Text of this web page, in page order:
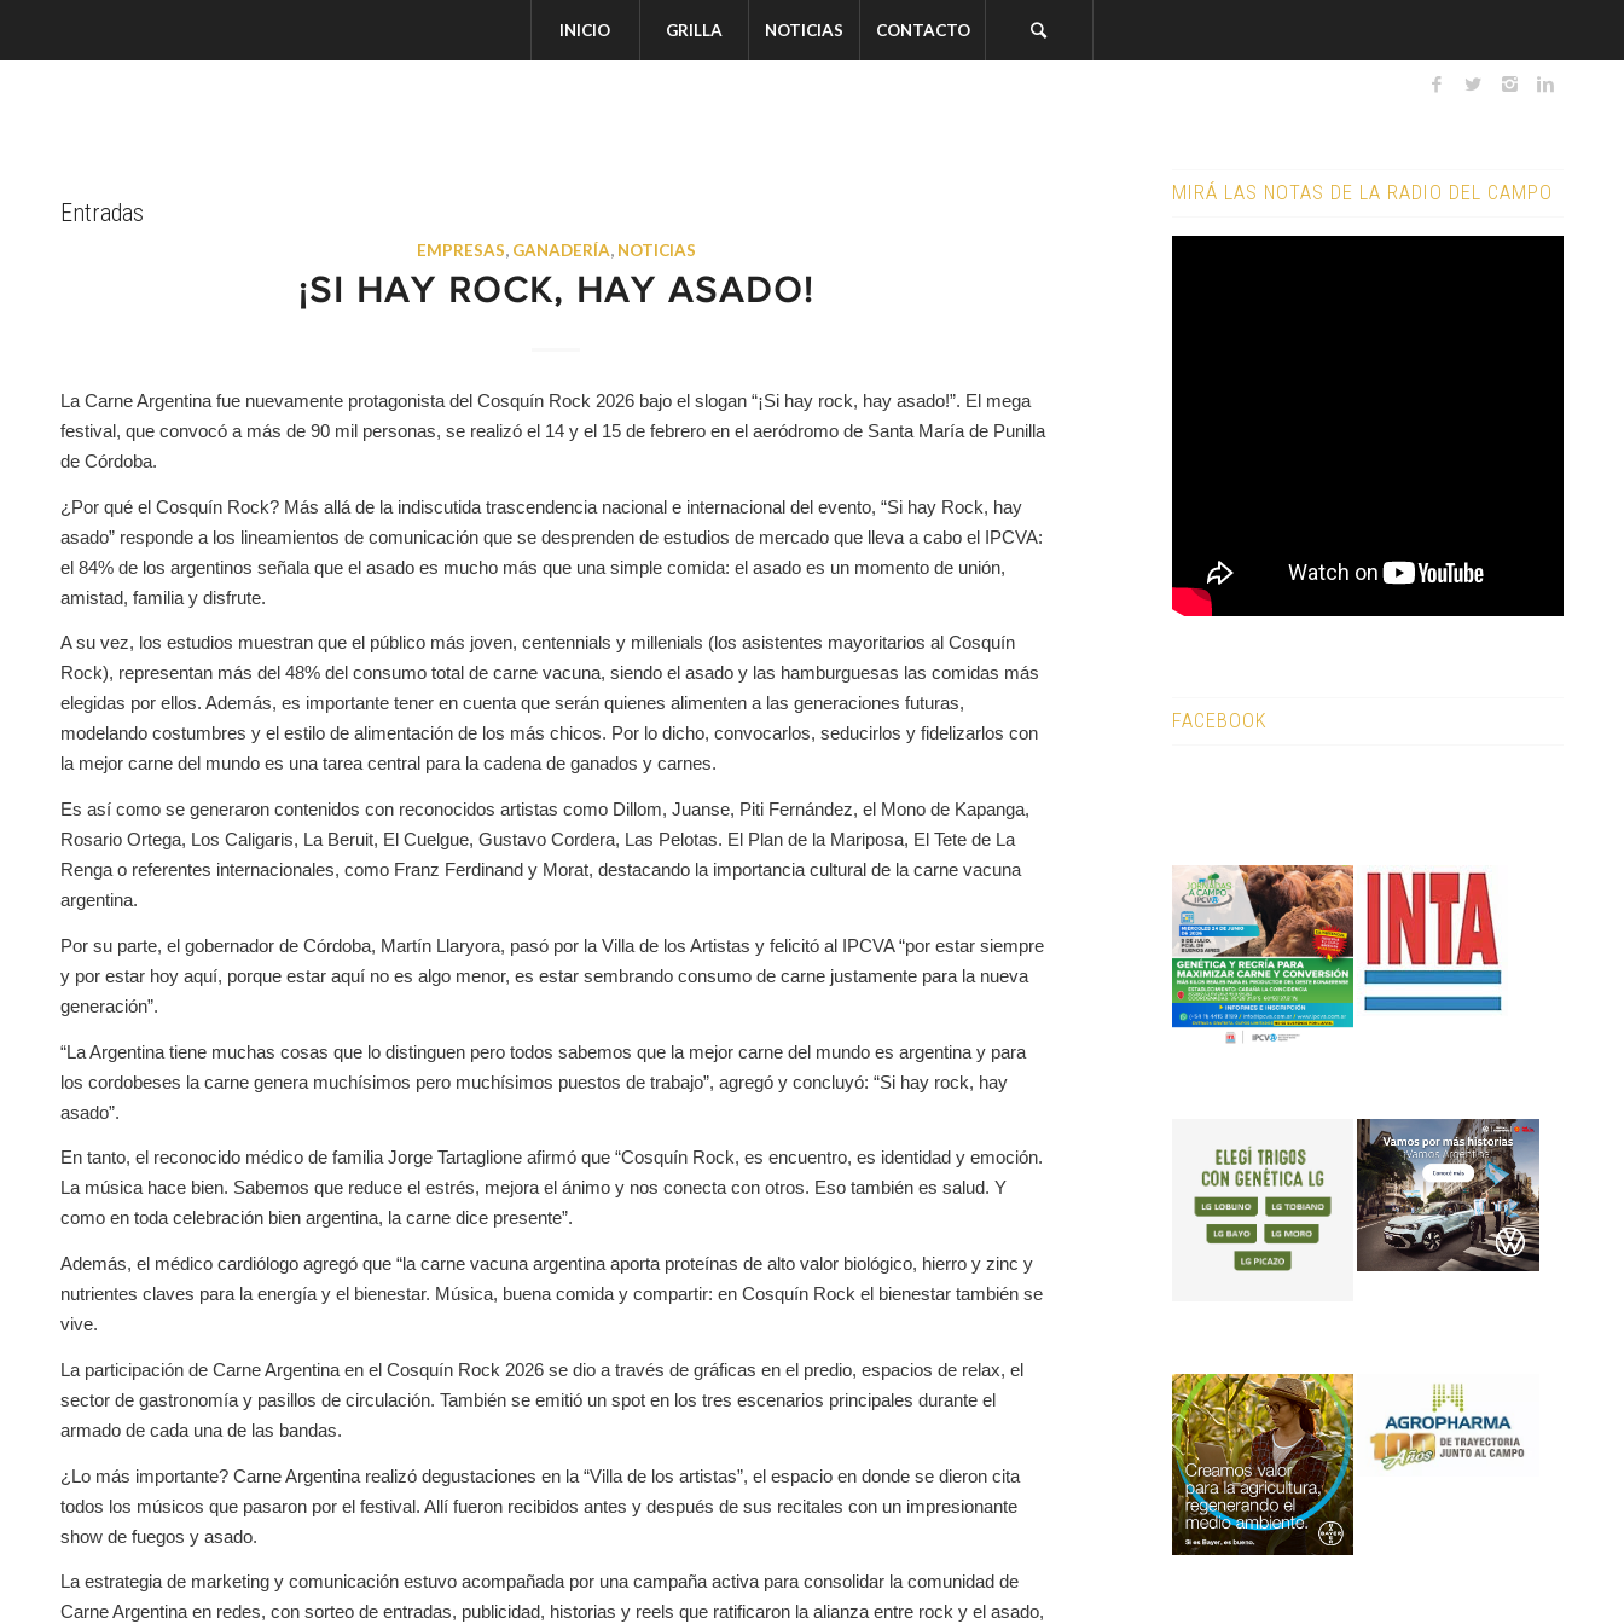
INICIO GRILLA NOTICIAS CONTACTO
Entradas
EMPRESAS, GANADERÍA, NOTICIAS
¡SI HAY ROCK, HAY ASADO!
La Carne Argentina fue nuevamente protagonista del Cosquín Rock 2026 bajo el slogan “¡Si hay rock, hay asado!”. El mega
festival, que convocó a más de 90 mil personas, se realizó el 14 y el 15 de febrero en el aeródromo de Santa María de Punilla
de Córdoba.
¿Por qué el Cosquín Rock? Más allá de la indiscutida trascendencia nacional e internacional del evento, “Si hay Rock, hay
asado” responde a los lineamientos de comunicación que se desprenden de estudios de mercado que lleva a cabo el IPCVA:
el 84% de los argentinos señala que el asado es mucho más que una simple comida: el asado es un momento de unión,
amistad, familia y disfrute.
A su vez, los estudios muestran que el público más joven, centennials y millenials (los asistentes mayoritarios al Cosquín
Rock), representan más del 48% del consumo total de carne vacuna, siendo el asado y las hamburguesas las comidas más
elegidas por ellos. Además, es importante tener en cuenta que serán quienes alimenten a las generaciones futuras,
modelando costumbres y el estilo de alimentación de los más chicos. Por lo dicho, convocarlos, seducirlos y fidelizarlos con
la mejor carne del mundo es una tarea central para la cadena de ganados y carnes.
Es así como se generaron contenidos con reconocidos artistas como Dillom, Juanse, Piti Fernández, el Mono de Kapanga,
Rosario Ortega, Los Caligaris, La Beruit, El Cuelgue, Gustavo Cordera, Las Pelotas. El Plan de la Mariposa, El Tete de La
Renga o referentes internacionales, como Franz Ferdinand y Morat, destacando la importancia cultural de la carne vacuna
argentina.
Por su parte, el gobernador de Córdoba, Martín Llaryora, pasó por la Villa de los Artistas y felicitó al IPCVA “por estar siempre
y por estar hoy aquí, porque estar aquí no es algo menor, es estar sembrando consumo de carne justamente para la nueva
generación”.
“La Argentina tiene muchas cosas que lo distinguen pero todos sabemos que la mejor carne del mundo es argentina y para
los cordobeses la carne genera muchísimos pero muchísimos puestos de trabajo”, agregó y concluyó: “Si hay rock, hay
asado”.
En tanto, el reconocido médico de familia Jorge Tartaglione afirmó que “Cosquín Rock, es encuentro, es identidad y emoción.
La música hace bien. Sabemos que reduce el estrés, mejora el ánimo y nos conecta con otros. Eso también es salud. Y
como en toda celebración bien argentina, la carne dice presente”.
Además, el médico cardiólogo agregó que “la carne vacuna argentina aporta proteínas de alto valor biológico, hierro y zinc y
nutrientes claves para la energía y el bienestar. Música, buena comida y compartir: en Cosquín Rock el bienestar también se
vive.
La participación de Carne Argentina en el Cosquín Rock 2026 se dio a través de gráficas en el predio, espacios de relax, el
sector de gastronomía y pasillos de circulación. También se emitió un spot en los tres escenarios principales durante el
armado de cada una de las bandas.
¿Lo más importante? Carne Argentina realizó degustaciones en la “Villa de los artistas”, el espacio en donde se dieron cita
todos los músicos que pasaron por el festival. Allí fueron recibidos antes y después de sus recitales con un impresionante
show de fuegos y asado.
La estrategia de marketing y comunicación estuvo acompañada por una campaña activa para consolidar la comunidad de
Carne Argentina en redes, con sorteo de entradas, publicidad, historias y reels que ratificaron la alianza entre rock y el asado,
MIRÁ LAS NOTAS DE LA RADIO DEL CAMPO
FACEBOOK